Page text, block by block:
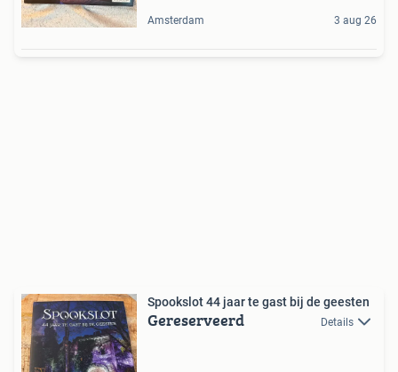
Amsterdam 3 aug 26
Spookslot 44 jaar te gast bij de geesten
Gereserveerd Details